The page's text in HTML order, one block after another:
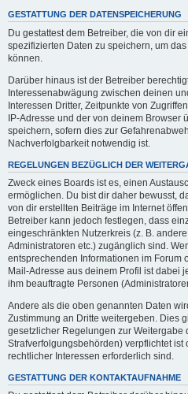
GESTATTUNG DER DATENSPEICHERUNG
Du gestattest dem Betreiber, die von dir
spezifizierten Daten zu speichern, um
können.
Darüber hinaus ist der Betreiber
Interessenabwägung zwischen deinen
Interessen Dritter, Zeitpunkte von
IP-Adresse und der von deinem Browser
speichern, sofern dies zur
Nachverfolgbarkeit notwendig ist.
REGELUNGEN BEZÜGLICH DER
Zweck eines Boards ist es, einen
ermöglichen. Du bist dir daher bewusst,
von dir erstellten Beiträge im Internet
Betreiber kann jedoch festlegen, dass
eingeschränkten Nutzerkreis (z. B.
Administratoren etc.) zugänglich sind.
entsprechenden Informationen im Forum
Mail-Adresse aus deinem Profil ist dabei
ihm beauftragte Personen
Andere als die oben genannten Daten
Zustimmung an Dritte weitergeben. Dies
gesetzlicher Regelungen zur Weitergabe
Strafverfolgungsbehörden) verpflichtet ist
rechtlicher Interessen erforderlich sind.
GESTATTUNG DER KONTAKTAUFNAHME